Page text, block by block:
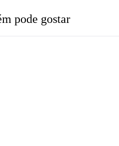
pode gostar